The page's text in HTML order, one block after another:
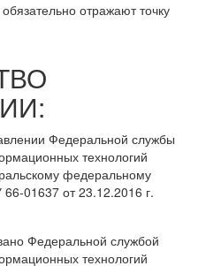
отражают точку
Федеральной службы
технологий
федеральному
01637 от 23.12.2016 г.
Федеральной службой
технологий